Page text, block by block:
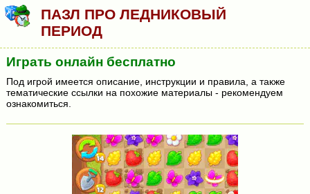
ПАЗЛ ПРО ЛЕДНИКОВЫЙ
ПЕРИОД
Играть онлайн бесплатно
Под игрой имеется описание, инструкции и правила, а также
тематические ссылки на похожие материалы - рекомендуем
ознакомиться.